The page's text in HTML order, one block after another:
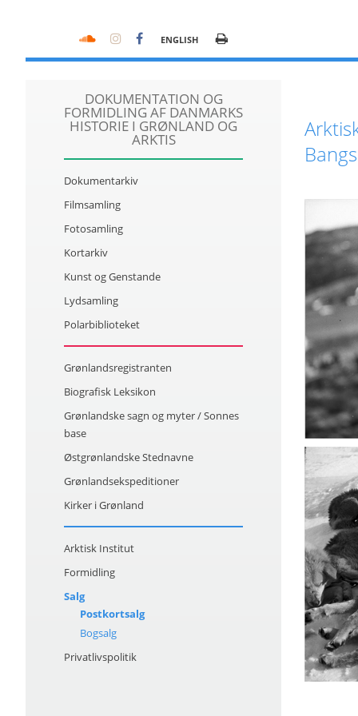
ENGLISH
DOKUMENTATION OG
FORMIDLING AF DANMARKS
HISTORIE I GRØNLAND OG
ARKTIS
Dokumentarkiv
Filmsamling
Fotosamling
Kortarkiv
Kunst og Genstande
Lydsamling
Polarbiblioteket
Grønlandsregistranten
Biografisk Leksikon
Grønlandske sagn og myter / Sonnes
base
Østgrønlandske Stednavne
Grønlandsekspeditioner
Kirker i Grønland
Arktisk Institut
Formidling
Salg
Postkortsalg
Bogsalg
Privatlivspolitik